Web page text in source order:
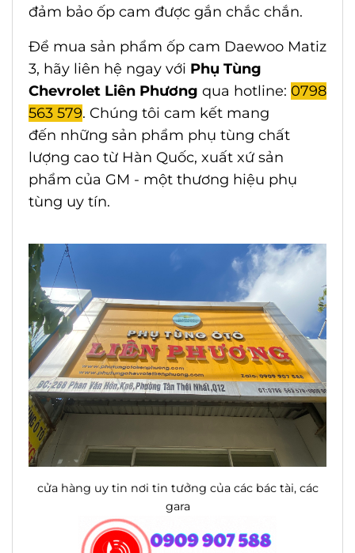
đảm bảo ốp cam được gắn chắc chắn.
Để mua sản phẩm ốp cam Daewoo Matiz
3, hãy liên hệ ngay với Phụ Tùng
Chevrolet Liên Phương qua hotline: 0798
563 579. Chúng tôi cam kết mang
đến những sản phẩm phụ tùng chất
lượng cao từ Hàn Quốc, xuất xứ sản
phẩm của GM - một thương hiệu phụ
tùng uy tín.
cửa hàng uy tin nơi tin tưởng của các bác tài, các
gara